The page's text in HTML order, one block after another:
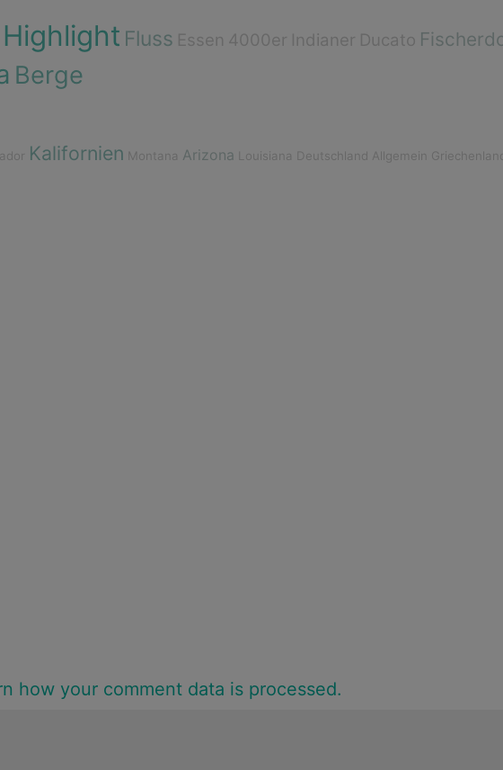
Highlight Fluss Essen 4000er Indianer Ducato
Berge
Kalifornien Montana Arizona Louisiana Deutschland Allgemein
how your comment data is processed.